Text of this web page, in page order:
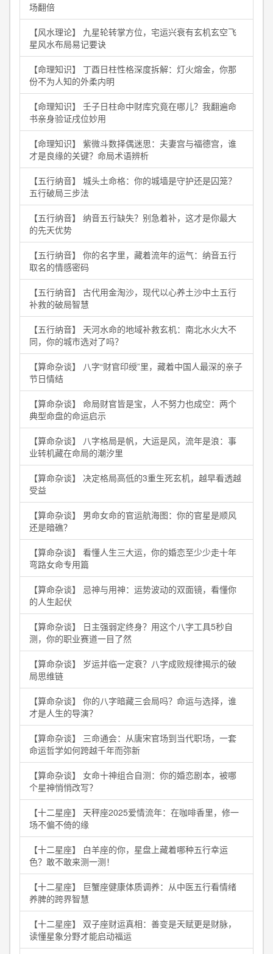
场翻倍
【风水理论】 九星轮转掌方位，宅运兴衰有玄机玄空飞
星风水布局易记要诀
【命理知识】 丁酉日柱性格深度拆解：灯火熔金，你那
份不为人知的外柔内明
【命理知识】 壬子日柱命中财库究竟在哪儿？我翻遍命
书亲身验证戌位妙用
【命理知识】 紫微斗数择偶迷思：夫妻宫与福德宫，谁
才是良缘的关键？命局术语辨析
【五行纳音】 城头土命格：你的城墙是守护还是囚笼？
五行破局三步法
【五行纳音】 纳音五行缺失？别急着补，这才是你最大
的先天优势
【五行纳音】 你的名字里，藏着流年的运气：纳音五行
取名的情感密码
【五行纳音】 古代用金淘沙，现代以心养土沙中土五行
补救的破局智慧
【五行纳音】 天河水命的地域补救玄机：南北水火大不
同，你的城市选对了吗？
【算命杂谈】 八字“财官印绶”里，藏着中国人最深的亲子
节日情结
【算命杂谈】 命局财官皆是宝，人不努力也成空：两个
典型命盘的命运启示
【算命杂谈】 八字格局是帆，大运是风，流年是浪：事
业转机藏在命局的潮汐里
【算命杂谈】 决定格局高低的3重生死玄机，越早看透越
受益
【算命杂谈】 男命女命的官运航海图：你的官星是顺风
还是暗礁？
【算命杂谈】 看懂人生三大运，你的婚恋至少少走十年
弯路女命专用篇
【算命杂谈】 忌神与用神：运势波动的双面镜，看懂你
的人生起伏
【算命杂谈】 日主强弱定终身？用这个八字工具5秒自
测，你的职业赛道一目了然
【算命杂谈】 岁运并临一定衰？八字成败规律揭示的破
局思维链
【算命杂谈】 你的八字暗藏三会局吗？命运与选择，谁
才是人生的导演？
【算命杂谈】 三命通会：从唐宋官场到当代职场，一套
命运哲学如何跨越千年而弥新
【算命杂谈】 女命十神组合自测：你的婚恋剧本，被哪
个星神悄悄改写？
【十二星座】 天秤座2025爱情流年：在咖啡香里，修一
场不偏不倚的缘
【十二星座】 白羊座的你，星盘上藏着哪种五行幸运
色？敢不敢来测一测！
【十二星座】 巨蟹座健康体质调养：从中医五行看情绪
养脾的跨界智慧
【十二星座】 双子座财运真相：善变是天赋更是财脉，
读懂星象分野才能启动福运